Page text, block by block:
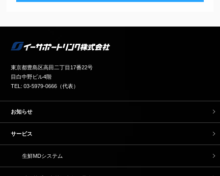
東京都豊島区高田二丁目17番22号
目白中野ビル4階
TEL: 03-5979-0666（代表）
お知らせ
サービス
生鮮MDシステム